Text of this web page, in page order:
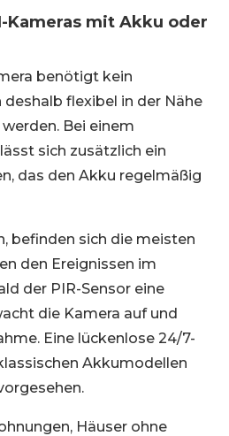
Kameras mit Akku oder
benötigt kein
flexibel in der Nähe
Bei einem
sich zusätzlich ein
das den Akku regelmäßig
befinden sich die meisten
den Ereignissen im
der PIR-Sensor eine
die Kamera auf und
Eine lückenlose 24/7-
Akkumodellen
Häuser ohne